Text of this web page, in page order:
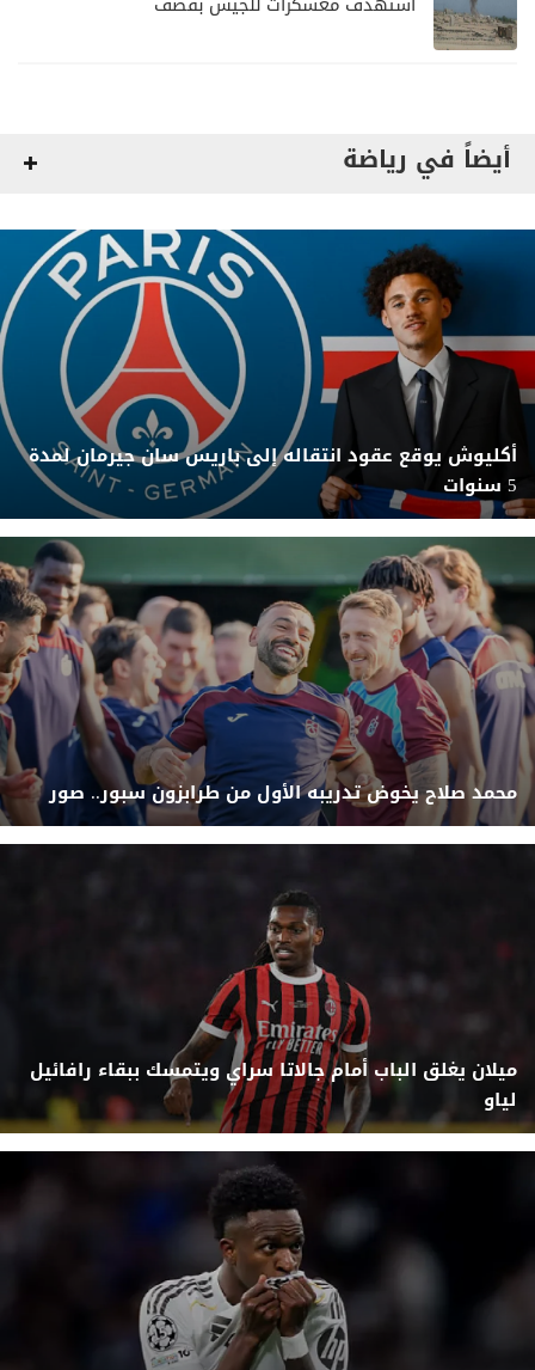
استهدف معسكرات للجيش بقصف
أيضاً في رياضة
أكليوش يوقع عقود انتقاله إلى باريس سان جيرمان لمدة
5 سنوات
محمد صلاح يخوض تدريبه الأول من طرابزون سبور.. صور
ميلان يغلق الباب أمام جالاتا سراي ويتمسك ببقاء رافائيل
لياو